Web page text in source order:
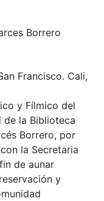
Borrero
Francisco. Cali,
y Fílmico del
de la Biblioteca
Borrero, por
la Secretaria
de aunar
y